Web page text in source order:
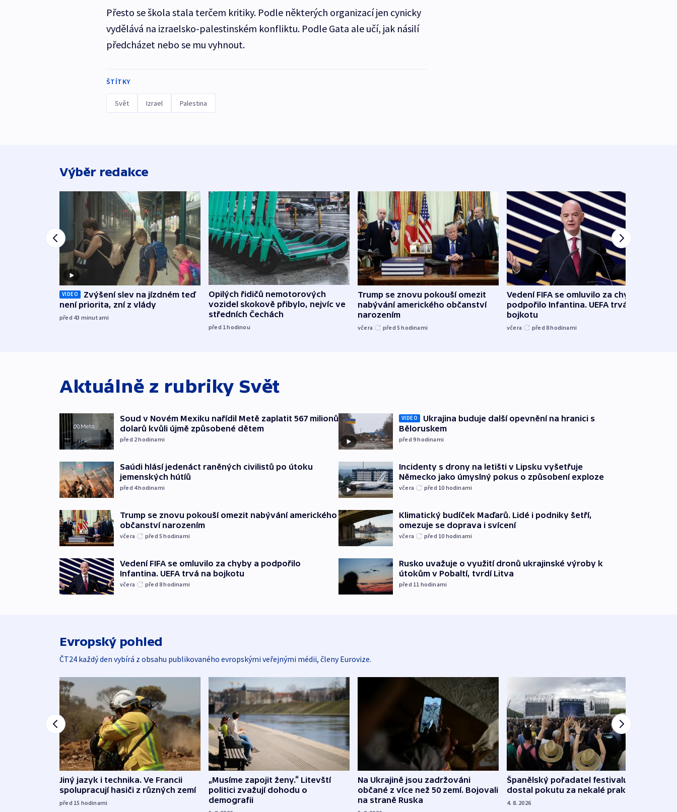
Přesto se škola stala terčem kritiky. Podle některých organizací jen cynicky
vydělává na izraelsko-palestinském konfliktu. Podle Gata ale učí, jak násilí
předcházet nebo se mu vyhnout.
ŠTÍTKY
Svět Izrael Palestina
Výběr redakce
VIDEO
Zvýšení slev na jízdném teď
není priorita, zní z vlády
před 43 minutami
Opilých řidičů nemotorových
vozidel skokově přibylo, nejvíc ve
středních Čechách
před 1hodinou
Trump se znovu pokouší omezit
nabývání amerického občanství
narozením
včera před 5hodinami
Vedení FIFA se omluvilo za chyby a
podpořilo Infantina. UEFA trvá na
bojkotu
včera před 8hodinami
Aktuálně z rubriky Svět
Soud v Novém Mexiku nařídil Metě zaplatit 567 milionů
dolarů kvůli újmě způsobené dětem
před 2hodinami
Saúdi hlásí jedenáct raněných civilistů po útoku
jemenských hútíů
před 4hodinami
Trump se znovu pokouší omezit nabývání amerického
občanství narozením
včera před 5hodinami
Vedení FIFA se omluvilo za chyby a podpořilo
Infantina. UEFA trvá na bojkotu
včera před 8hodinami
VIDEO
Ukrajina buduje další opevnění na hranici s
Běloruskem
před 9hodinami
Incidenty s drony na letišti v Lipsku vyšetřuje
Německo jako úmyslný pokus o způsobení exploze
včera před 10 hodinami
Klimatický budíček Maďarů. Lidé i podniky šetří,
omezuje se doprava i svícení
včera před 10 hodinami
Rusko uvažuje o využití dronů ukrajinské výroby k
útokům v Pobaltí, tvrdí Litva
před 11 hodinami
Evropský pohled
ČT24 každý den vybírá z obsahu publikovaného evropskými veřejnými médii, členy Eurovize.
Jiný jazyk i technika. Ve Francii
spolupracují hasiči z různých zemí
před 15 hodinami
„Musíme zapojit ženy.“ Litevští
politici zvažují dohodu o
demografii
Na Ukrajině jsou zadržováni
občané z více než 50 zemí. Bojovali
na straně Ruska
Španělský pořadatel festivalu
dostal pokutu za nekalé praktiky
4. 8. 2026